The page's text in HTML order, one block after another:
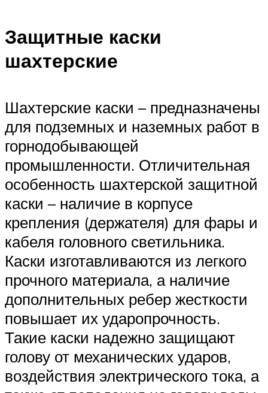
Защитные каски
шахтерские
Шахтерские каски – предназначены
для подземных и наземных работ в
горнодобывающей
промышленности. Отличительная
особенность шахтерской защитной
каски – наличие в корпусе
крепления (держателя) для фары и
кабеля головного светильника.
Каски изготавливаются из легкого
прочного материала, а наличие
дополнительных ребер жесткости
повышает их ударопрочность.
Такие каски надежно защищают
голову от механических ударов,
воздействия электрического тока, а